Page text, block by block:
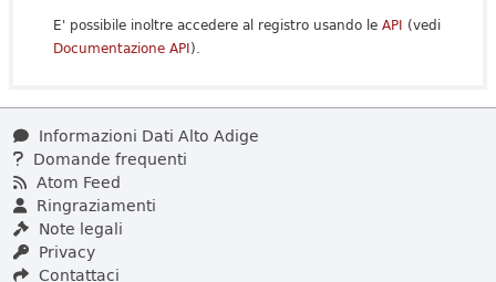
E' possibile inoltre accedere al registro usando le API (vedi
Documentazione API).
Informazioni Dati Alto Adige
Domande frequenti
Atom Feed
Ringraziamenti
Note legali
Privacy
Contattaci